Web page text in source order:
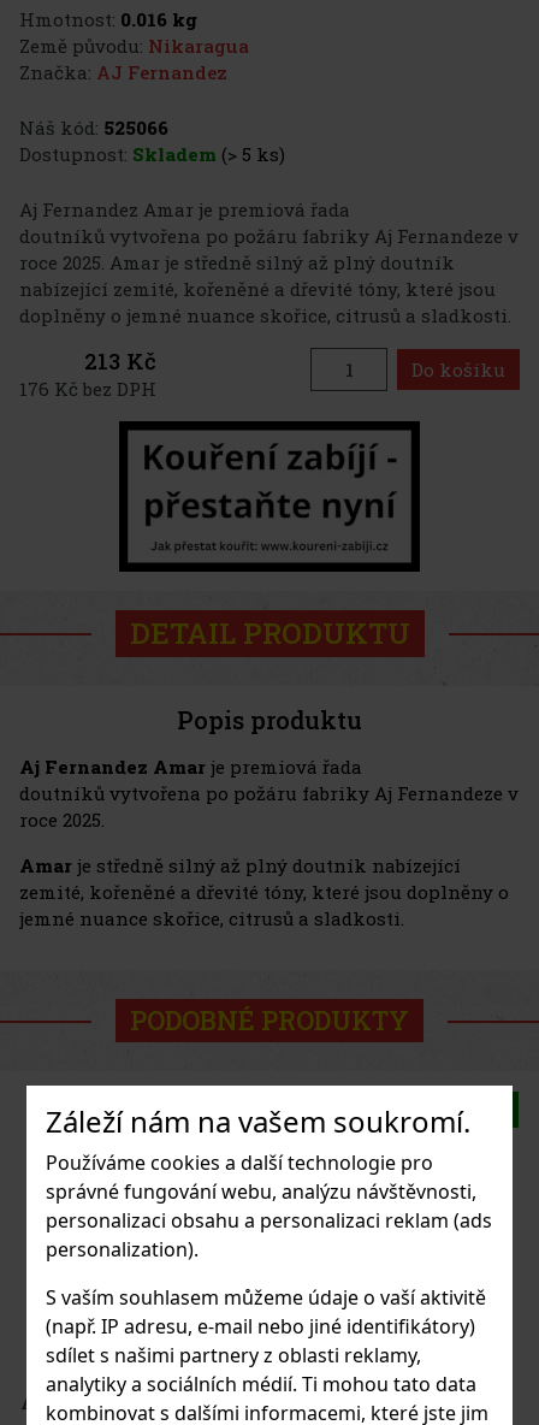
Záleží nám na vašem soukromí.
Používáme cookies a další technologie pro
správné fungování webu, analýzu návštěvnosti,
personalizaci obsahu a personalizaci reklam (ads
personalization).
S vaším souhlasem můžeme údaje o vaší aktivitě
(např. IP adresu, e-mail nebo jiné identifikátory)
sdílet s našimi partnery z oblasti reklamy,
analytiky a sociálních médií. Ti mohou tato data
kombinovat s dalšími informacemi, které jste jim
Hmotnost: 0.016 kg
Země původu: Nikaragua
Značka: AJ Fernandez
Náš kód: 525066
Dostupnost: Skladem (> 5 ks)
Aj Fernandez Amar je premiová řada
doutníků vytvořena po požáru fabriky Aj Fernandeze v
roce 2025. Amar je středně silný až plný doutník
nabízející zemité, kořeněné a dřevité tóny, které jsou
doplněny o jemné nuance skořice, citrusů a sladkosti.
213 Kč
176 Kč bez DPH
Do košíku
DETAIL PRODUKTU
Popis produktu
Aj Fernandez Amar je premiová řada
doutníků vytvořena po požáru fabriky Aj Fernandeze v
roce 2025.
Amar je středně silný až plný doutník nabízející
zemité, kořeněné a dřevité tóny, které jsou doplněny o
jemné nuance skořice, citrusů a sladkosti.
PODOBNÉ PRODUKTY
Novinka